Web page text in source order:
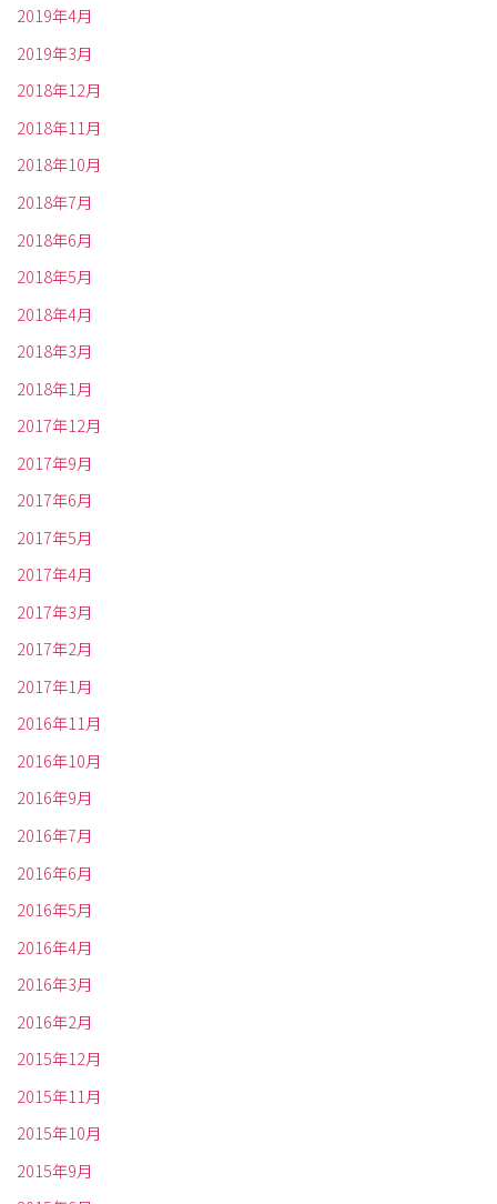
2019年4月
2019年3月
2018年12月
2018年11月
2018年10月
2018年7月
2018年6月
2018年5月
2018年4月
2018年3月
2018年1月
2017年12月
2017年9月
2017年6月
2017年5月
2017年4月
2017年3月
2017年2月
2017年1月
2016年11月
2016年10月
2016年9月
2016年7月
2016年6月
2016年5月
2016年4月
2016年3月
2016年2月
2015年12月
2015年11月
2015年10月
2015年9月